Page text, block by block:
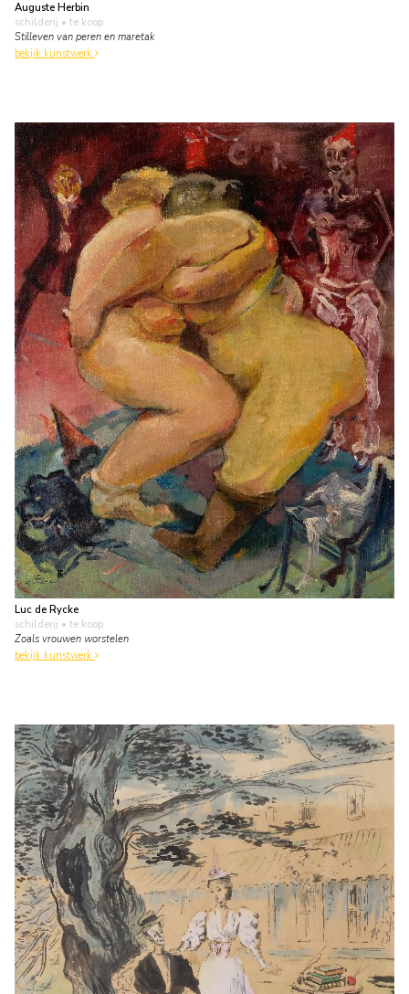
Auguste Herbin
schilderij • te koop
Stilleven van peren en maretak
bekijk kunstwerk
Luc de Rycke
schilderij • te koop
Zoals vrouwen worstelen
bekijk kunstwerk